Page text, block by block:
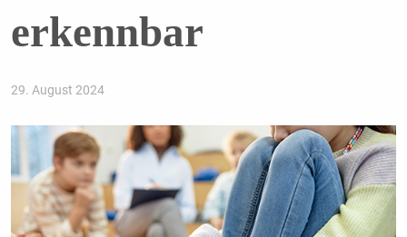
erkennbar
29. August 2024